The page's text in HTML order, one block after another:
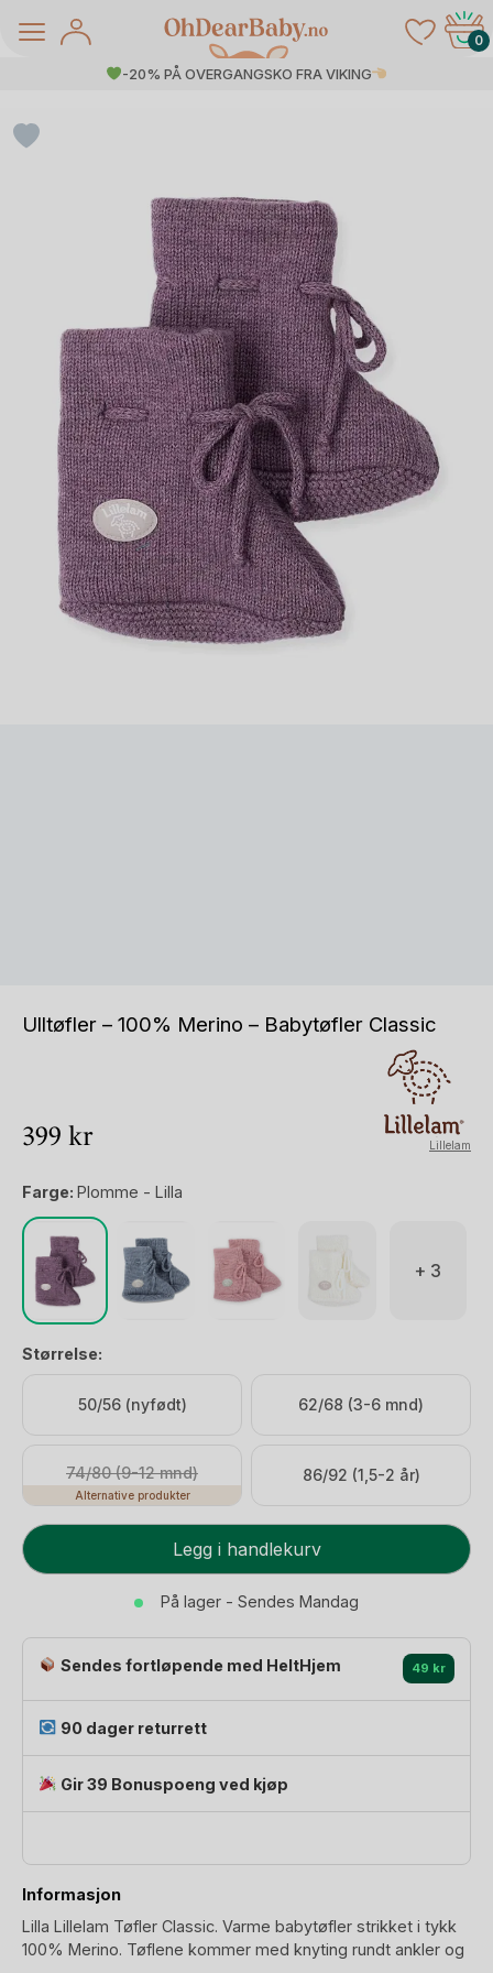
0
-20% PÅ OVERGANGSKO FRA VIKING
Ulltøfler – 100% Merino – Babytøfler Classic
399 kr Lillelam
Farge: Plomme - Lilla
+ 3
Størrelse:
50/56 (nyfødt) 62/68 (3-6 mnd)
74/80 (9-12 mnd)
Alternative produkter
86/92 (1,5-2 år)
Ulltøfler
-
-
Babytøfler
antall
Legg i handlekurv
På lager - Sendes Mandag
Sendes fortløpende med HeltHjem 49 kr
90 dager returrett
Gir 39 Bonuspoeng ved kjøp
Informasjon
Lilla Lillelam Tøfler Classic. Varme babytøfler strikket i tykk
100% Merino. Tøflene kommer med knyting rundt ankler og